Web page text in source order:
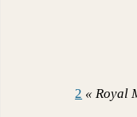
2 « Royal